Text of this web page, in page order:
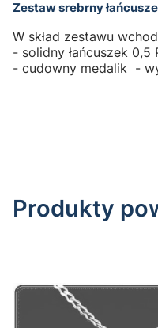
Zestaw srebrny
W skład zestawu
- solidny łańcuszek
- cudowny medalik -
Produkty